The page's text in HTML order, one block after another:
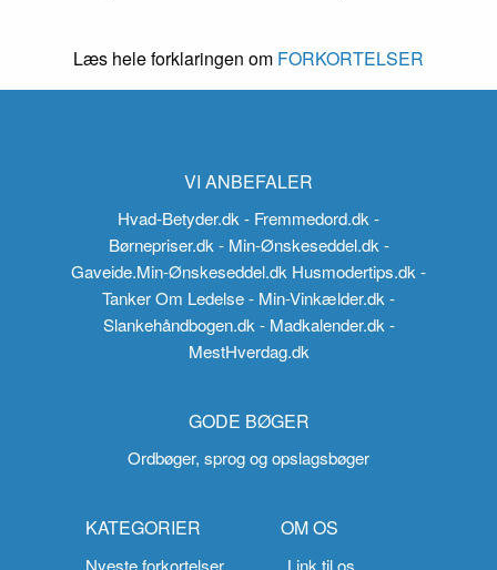
Læs hele forklaringen om FORKORTELSER
VI ANBEFALER
Hvad-Betyder.dk - Fremmedord.dk -
Børnepriser.dk - Min-Ønskeseddel.dk -
Gaveide.Min-Ønskeseddel.dk Husmodertips.dk -
Tanker Om Ledelse- Min-Vinkælder.dk -
Slankehåndbogen.dk - Madkalender.dk -
MestHverdag.dk
GODE BØGER
Ordbøger, sprog og opslagsbøger
KATEGORIER
Nyeste forkortelser
OM OS
Link til os